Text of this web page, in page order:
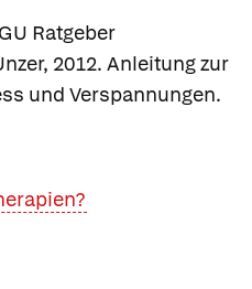
Ratgeber
2012. Anleitung zur
und Verspannungen.